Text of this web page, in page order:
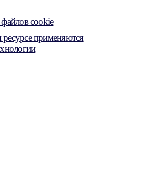
cookie
применяются